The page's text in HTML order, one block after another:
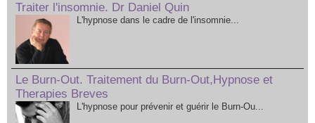
Traiter l'insomnie. Dr Daniel Quin
L'hypnose dans le cadre de l'insomnie...
Le Burn-Out. Traitement du Burn-Out,Hypnose et
Therapies Breves
L'hypnose pour prévenir et guérir le Burn-Ou...